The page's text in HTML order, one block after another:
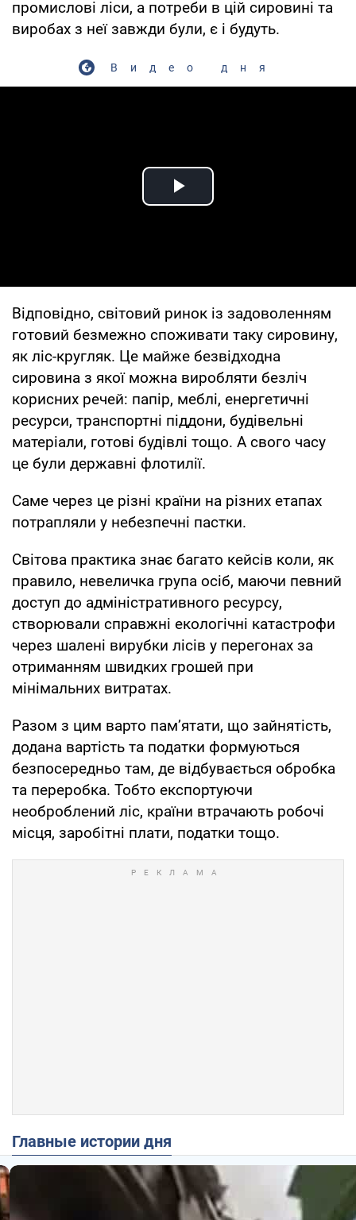
промислові ліси, а потреби в цій сировині та
виробах з неї завжди були, є і будуть.
Видео дня
Play Video
Відповідно, світовий ринок із задоволенням
готовий безмежно споживати таку сировину,
як ліс-кругляк. Це майже безвідходна
сировина з якої можна виробляти безліч
корисних речей: папір, меблі, енергетичні
ресурси, транспортні піддони, будівельні
матеріали, готові будівлі тощо. А свого часу
це були державні флотилії.
Саме через це різні країни на різних етапах
потрапляли у небезпечні пастки.
Світова практика знає багато кейсів коли, як
правило, невеличка група осіб, маючи певний
доступ до адміністративного ресурсу,
створювали справжні екологічні катастрофи
через шалені вирубки лісів у перегонах за
отриманням швидких грошей при
мінімальних витратах.
Разом з цим варто пам’ятати, що зайнятість,
додана вартість та податки формуються
безпосередньо там, де відбувається обробка
та переробка. Тобто експортуючи
необроблений ліс, країни втрачають робочі
місця, заробітні плати, податки тощо.
Главные истории дня